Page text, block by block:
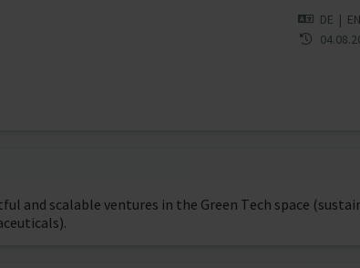
DE | EN
and scalable ventures in the Green Tech space